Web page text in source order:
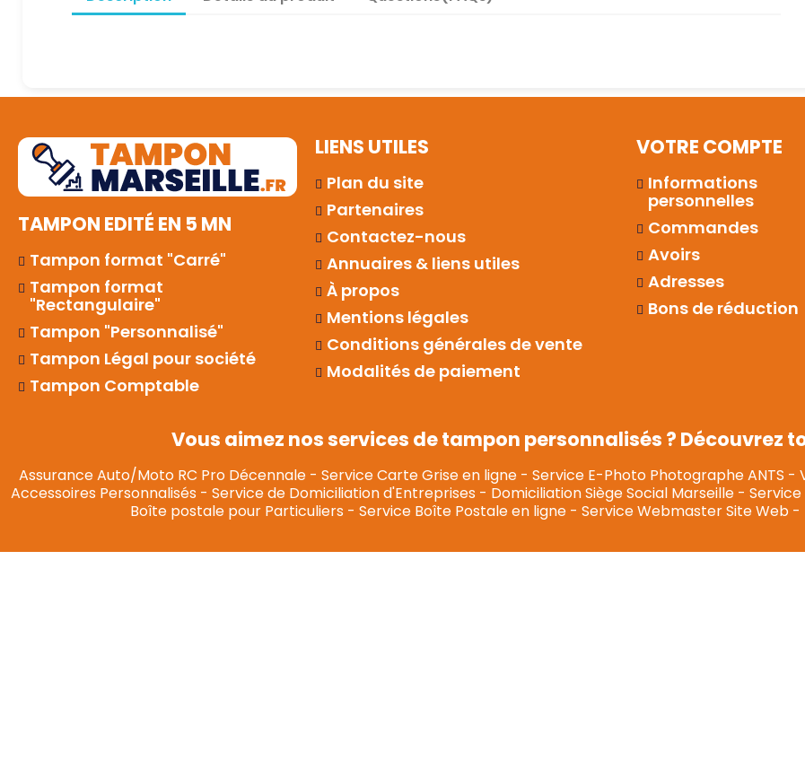
TAMPON EDITÉ EN 5 MN
Tampon format "Carré"
Tampon format
"Rectangulaire"
Tampon "Personnalisé"
Tampon Légal pour société
Tampon Comptable
LIENS UTILES
Plan du site
Partenaires
Contactez-nous
Annuaires & liens utiles
À propos
Mentions légales
Conditions générales de vente
Modalités de paiement
VOTRE COMPTE
Informations
personnelles
Commandes
Avoirs
Adresses
Bons de réduction
Vous aimez nos services de tampon personnalisés ? Découvrez
Assurance Auto/Moto RC Pro Décennale- Service Carte Grise en ligne- Service E-Photo Photographe ANTS -
Accessoires Personnalisés - Service de Domiciliation d'Entreprises - Domiciliation Siège Social Marseille -
Boîte postale pour Particuliers - Service Boîte Postale en ligne- Service Webmaster Site Web-